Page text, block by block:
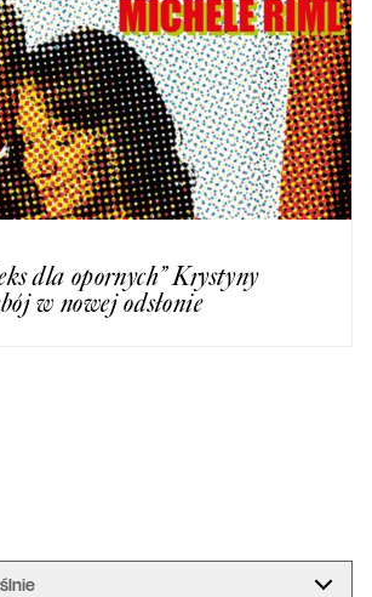
dla opornych” Krystyny
w nowej odsłonie